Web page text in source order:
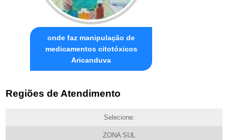
onde faz manipulação de
medicamentos citotóxicos
Aricanduva
Regiões de Atendimento
Selecione:
ZONA SUL